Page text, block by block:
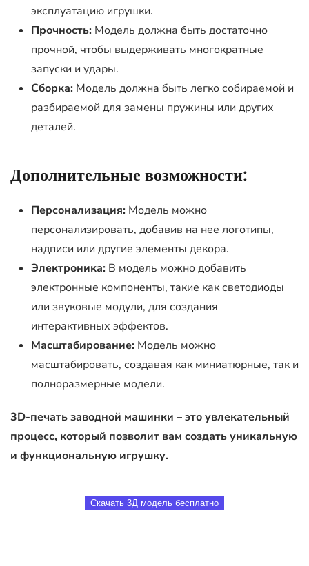
эксплуатацию игрушки.
Прочность: Модель должна быть достаточно
прочной, чтобы выдерживать многократные
запуски и удары.
Сборка: Модель должна быть легко собираемой и
разбираемой для замены пружины или других
деталей.
Дополнительные возможности:
Персонализация: Модель можно
персонализировать, добавив на нее логотипы,
надписи или другие элементы декора.
Электроника: В модель можно добавить
электронные компоненты, такие как светодиоды
или звуковые модули, для создания
интерактивных эффектов.
Масштабирование: Модель можно
масштабировать, создавая как миниатюрные, так и
полноразмерные модели.
3D-печать заводной машинки – это увлекательный
процесс, который позволит вам создать уникальную
и функциональную игрушку.
Скачать 3Д модель бесплатно